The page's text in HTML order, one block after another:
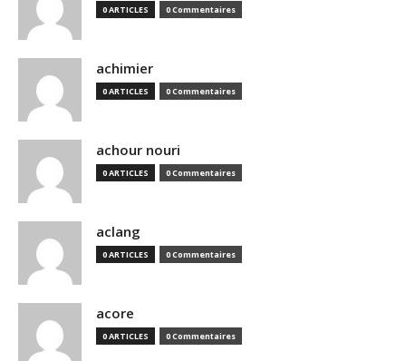
0 ARTICLES 0 Commentaires
achimier
0 ARTICLES 0 Commentaires
achour nouri
0 ARTICLES 0 Commentaires
aclang
0 ARTICLES 0 Commentaires
acore
0 ARTICLES 0 Commentaires